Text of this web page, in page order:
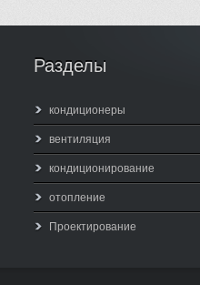
Разделы
кондиционеры
вентиляция
кондиционирование
отопление
Проектирование